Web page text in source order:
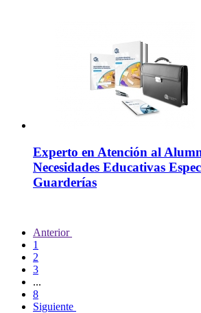
Experto en Atención al
Necesidades Educativas
Guarderías
Anterior
1
2
3
...
8
Siguiente